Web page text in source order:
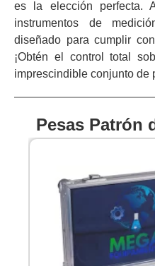
es la elección perfecta.
instrumentos de
diseñado para cumplir
¡Obtén el control total
imprescindible conjunto de
Pesas Patrón